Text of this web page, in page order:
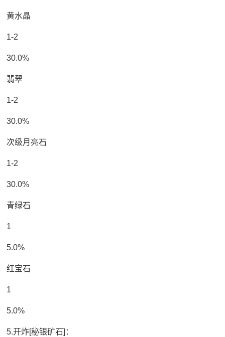
黄水晶
1-2
30.0%
翡翠
1-2
30.0%
次级月亮石
1-2
30.0%
青绿石
1
5.0%
红宝石
1
5.0%
5.开炸[秘银矿石]：